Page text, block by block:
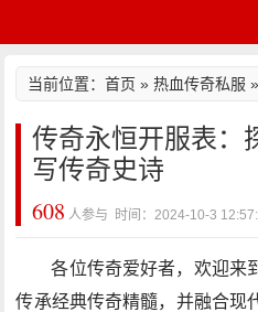
当前位置：首页 »热血传奇私服
传奇永恒开服表：
写传奇史诗
608 人参与 时间：2024-10-3
各位传奇爱好者，欢迎来
传承经典传奇精髓，并融合现